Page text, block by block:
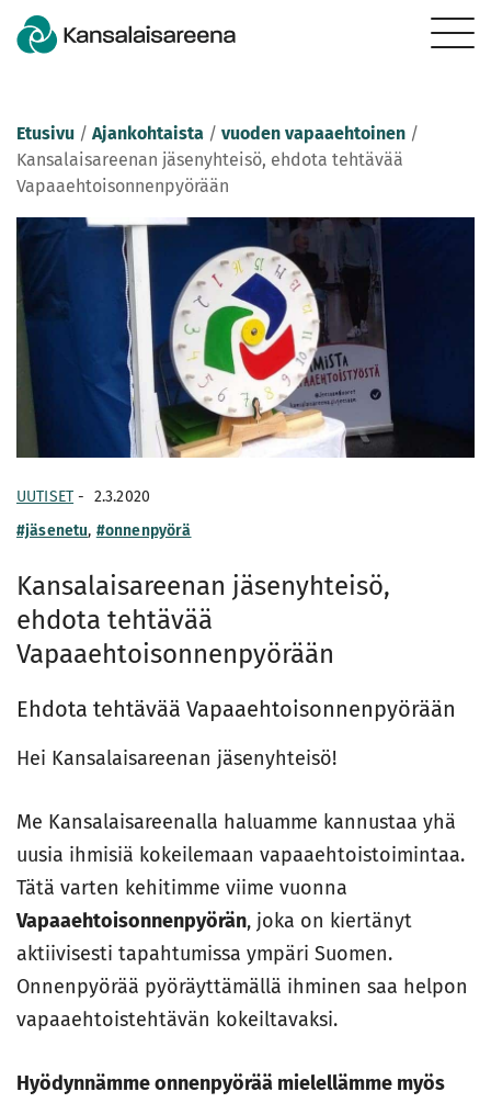
Etusivu / Ajankohtaista / vuoden vapaaehtoinen /
Kansalaisareenan jäsenyhteisö, ehdota tehtävää
Vapaaehtoisonnenpyörään
UUTISET - 2.3.2020
#jäsenetu, #onnenpyörä
Kansalaisareenan jäsenyhteisö,
ehdota tehtävää
Vapaaehtoisonnenpyörään
Ehdota tehtävää Vapaaehtoisonnenpyörään
Hei Kansalaisareenan jäsenyhteisö!
Me Kansalaisareenalla haluamme kannustaa yhä
uusia ihmisiä kokeilemaan vapaaehtoistoimintaa.
Tätä varten kehitimme viime vuonna
Vapaaehtoisonnenpyörän, joka on kiertänyt
aktiivisesti tapahtumissa ympäri Suomen.
Onnenpyörää pyöräyttämällä ihminen saa helpon
vapaaehtoistehtävän kokeiltavaksi.
Hyödynnämme onnenpyörää mielellämme myös